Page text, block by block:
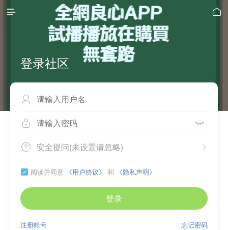
 
登录社区

 
 
安全提问(未设置请忽略)
 阅读并同意 《用户协议》 和 《隐私声明》
登录
忘记密码
注册帐号